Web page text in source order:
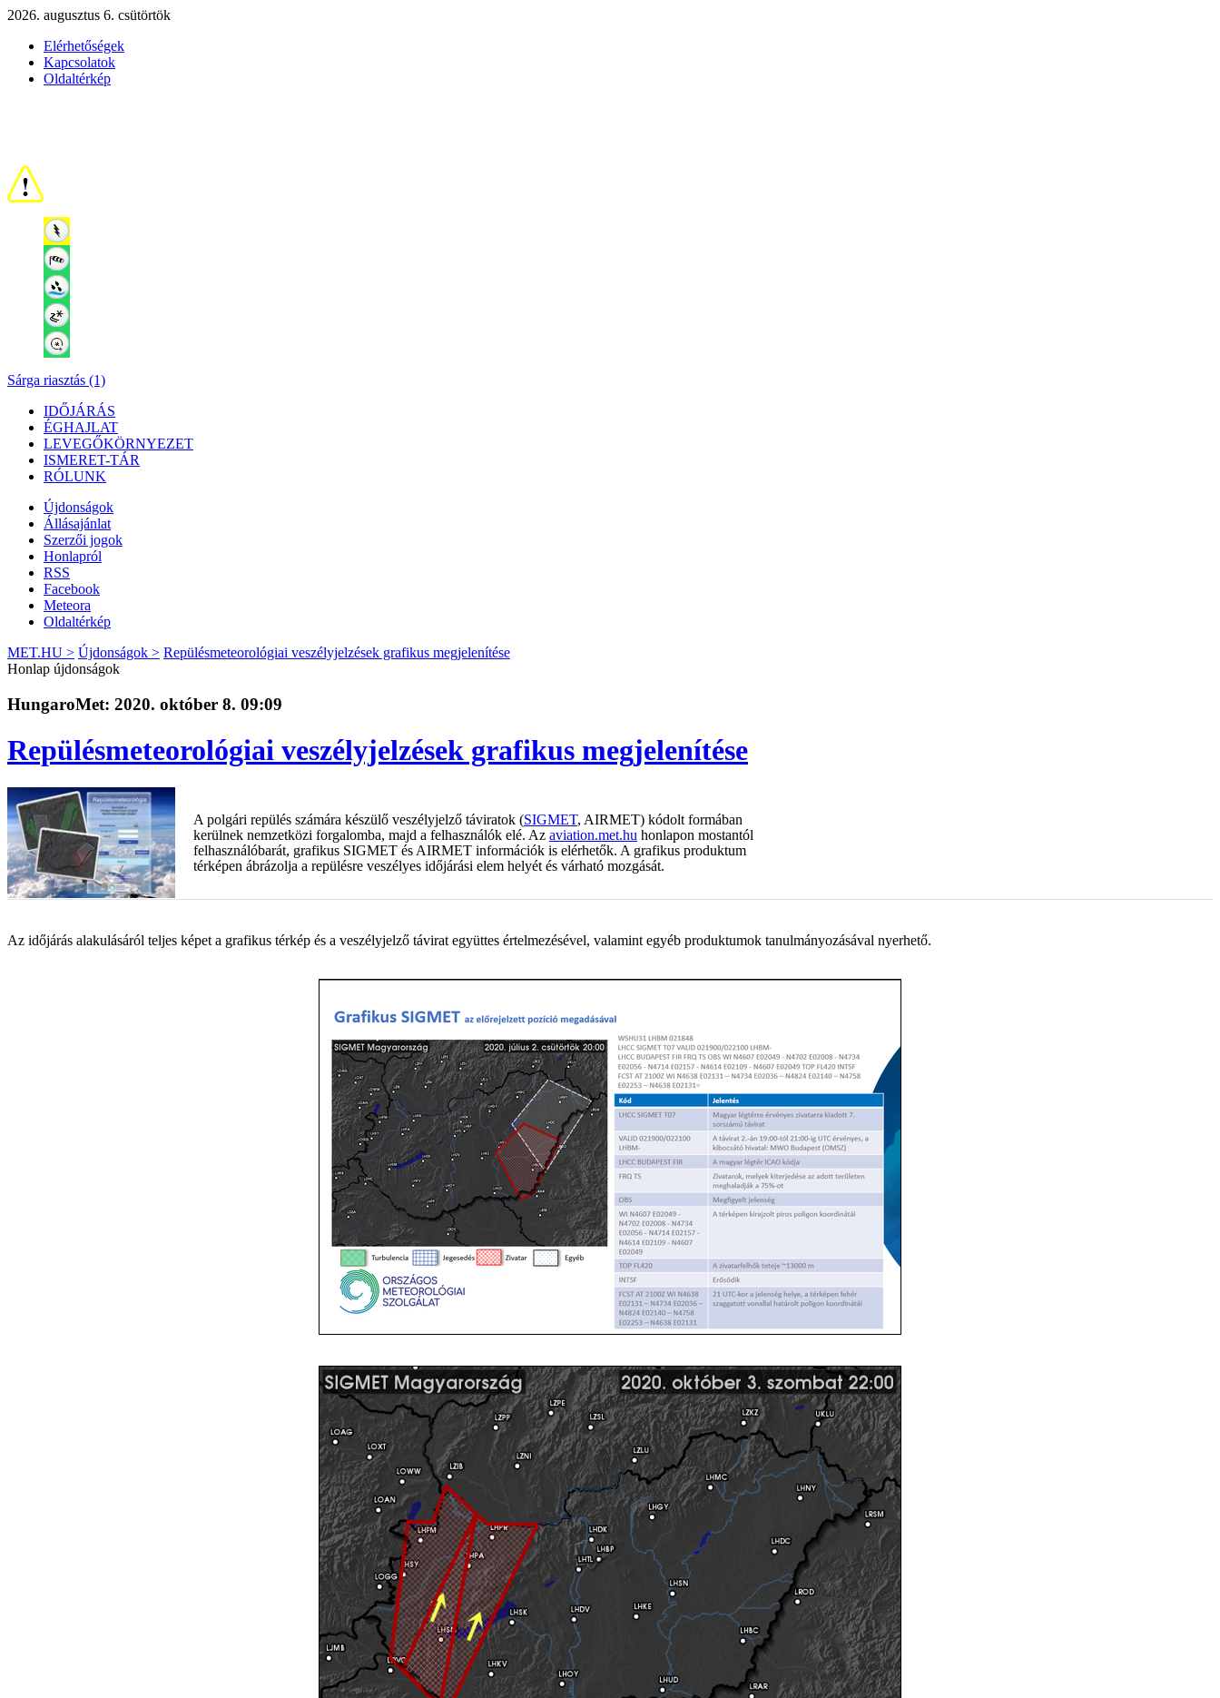
2026. augusztus 6. csütörtök
Elérhetőségek
Kapcsolatok
Oldaltérkép
Sárga riasztás (1)
IDŐJÁRÁS
ÉGHAJLAT
LEVEGŐKÖRNYEZET
ISMERET-TÁR
RÓLUNK
Újdonságok
Állásajánlat
Szerzői jogok
Honlapról
RSS
Facebook
Meteora
Oldaltérkép
MET.HU > Újdonságok > Repülésmeteorológiai veszélyjelzések grafikus megjelenítése
Honlap újdonságok
HungaroMet: 2020. október 8. 09:09
Repülésmeteorológiai veszélyjelzések grafikus megjelenítése
A polgári repülés számára készülő veszélyjelző táviratok (SIGMET, AIRMET) kódolt formában
kerülnek nemzetközi forgalomba, majd a felhasználók elé. Az aviation.met.hu honlapon mostantól
felhasználóbarát, grafikus SIGMET és AIRMET információk is elérhetők. A grafikus produktum
térképen ábrázolja a repülésre veszélyes időjárási elem helyét és várható mozgását.
Az időjárás alakulásáról teljes képet a grafikus térkép és a veszélyjelző távirat együttes értelmezésével, valamint egyéb produktumok tanulmányozásával nyerhető.